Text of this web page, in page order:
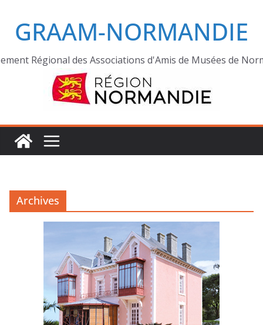
GRAAM-NORMANDIE
Régional des Associations d'Amis de Musées de
Archives